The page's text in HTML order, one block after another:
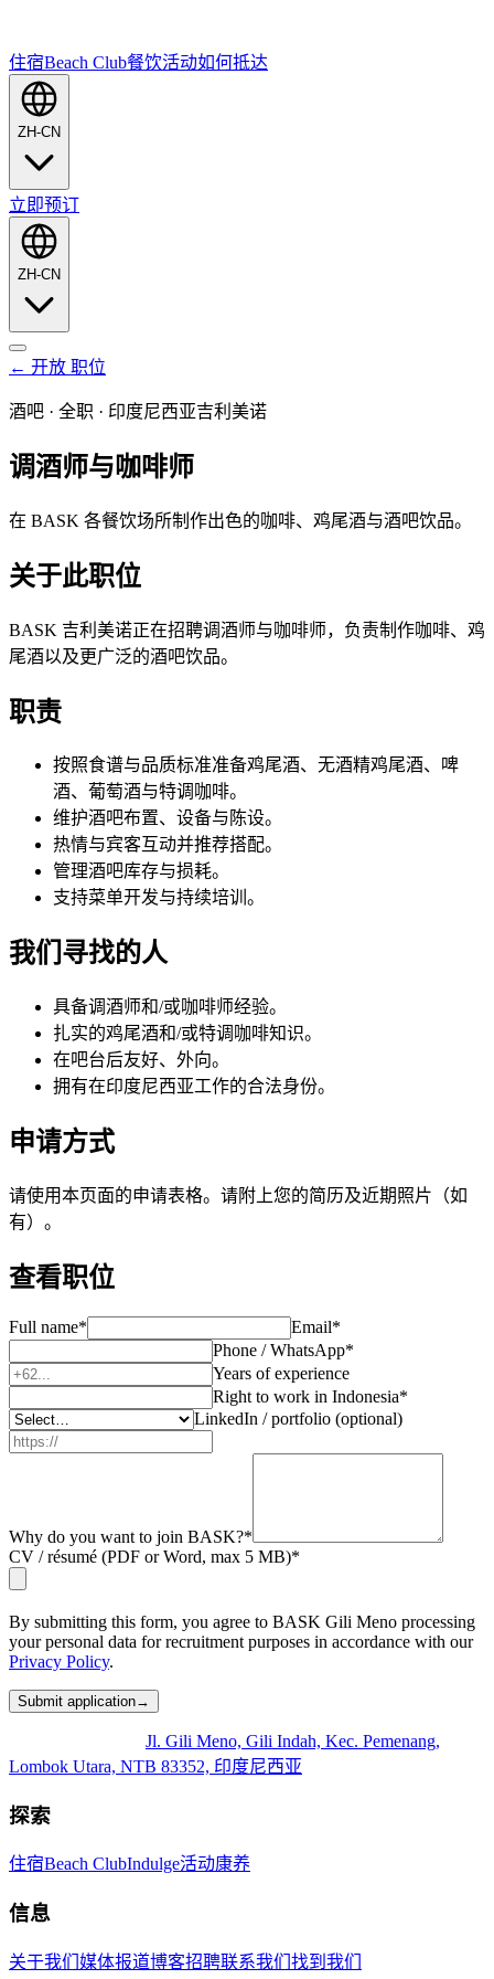
住宿Beach Club餐饮活动如何抵达
ZH-CN
立即预订
ZH-CN
← 开放 职位
酒吧 · 全职 · 印度尼西亚吉利美诺
调酒师与咖啡师
在 BASK 各餐饮场所制作出色的咖啡、鸡尾酒与酒吧饮品。
关于此职位
BASK 吉利美诺正在招聘调酒师与咖啡师，负责制作咖啡、鸡
尾酒以及更广泛的酒吧饮品。
职责
按照食谱与品质标准准备鸡尾酒、无酒精鸡尾酒、啤
酒、葡萄酒与特调咖啡。
维护酒吧布置、设备与陈设。
热情与宾客互动并推荐搭配。
管理酒吧库存与损耗。
支持菜单开发与持续培训。
我们寻找的人
具备调酒师和/或咖啡师经验。
扎实的鸡尾酒和/或特调咖啡知识。
在吧台后友好、外向。
拥有在印度尼西亚工作的合法身份。
申请方式
请使用本页面的申请表格。请附上您的简历及近期照片（如
有）。
查看职位
Full name* Email*
Phone / WhatsApp*
Years of experience
Right to work in Indonesia*
LinkedIn / portfolio (optional)
Why do you want to join BASK?*
CV / résumé (PDF or Word, max 5 MB)*
By submitting this form, you agree to BASK Gili Meno processing
your personal data for recruitment purposes in accordance with our
Privacy Policy.
Submit application→
Jl. Gili Meno, Gili Indah, Kec. Pemenang,
Lombok Utara, NTB 83352, 印度尼西亚
探索
住宿Beach ClubIndulge活动康养
信息
关于我们 媒体报道博客招聘联系我们 找到我们